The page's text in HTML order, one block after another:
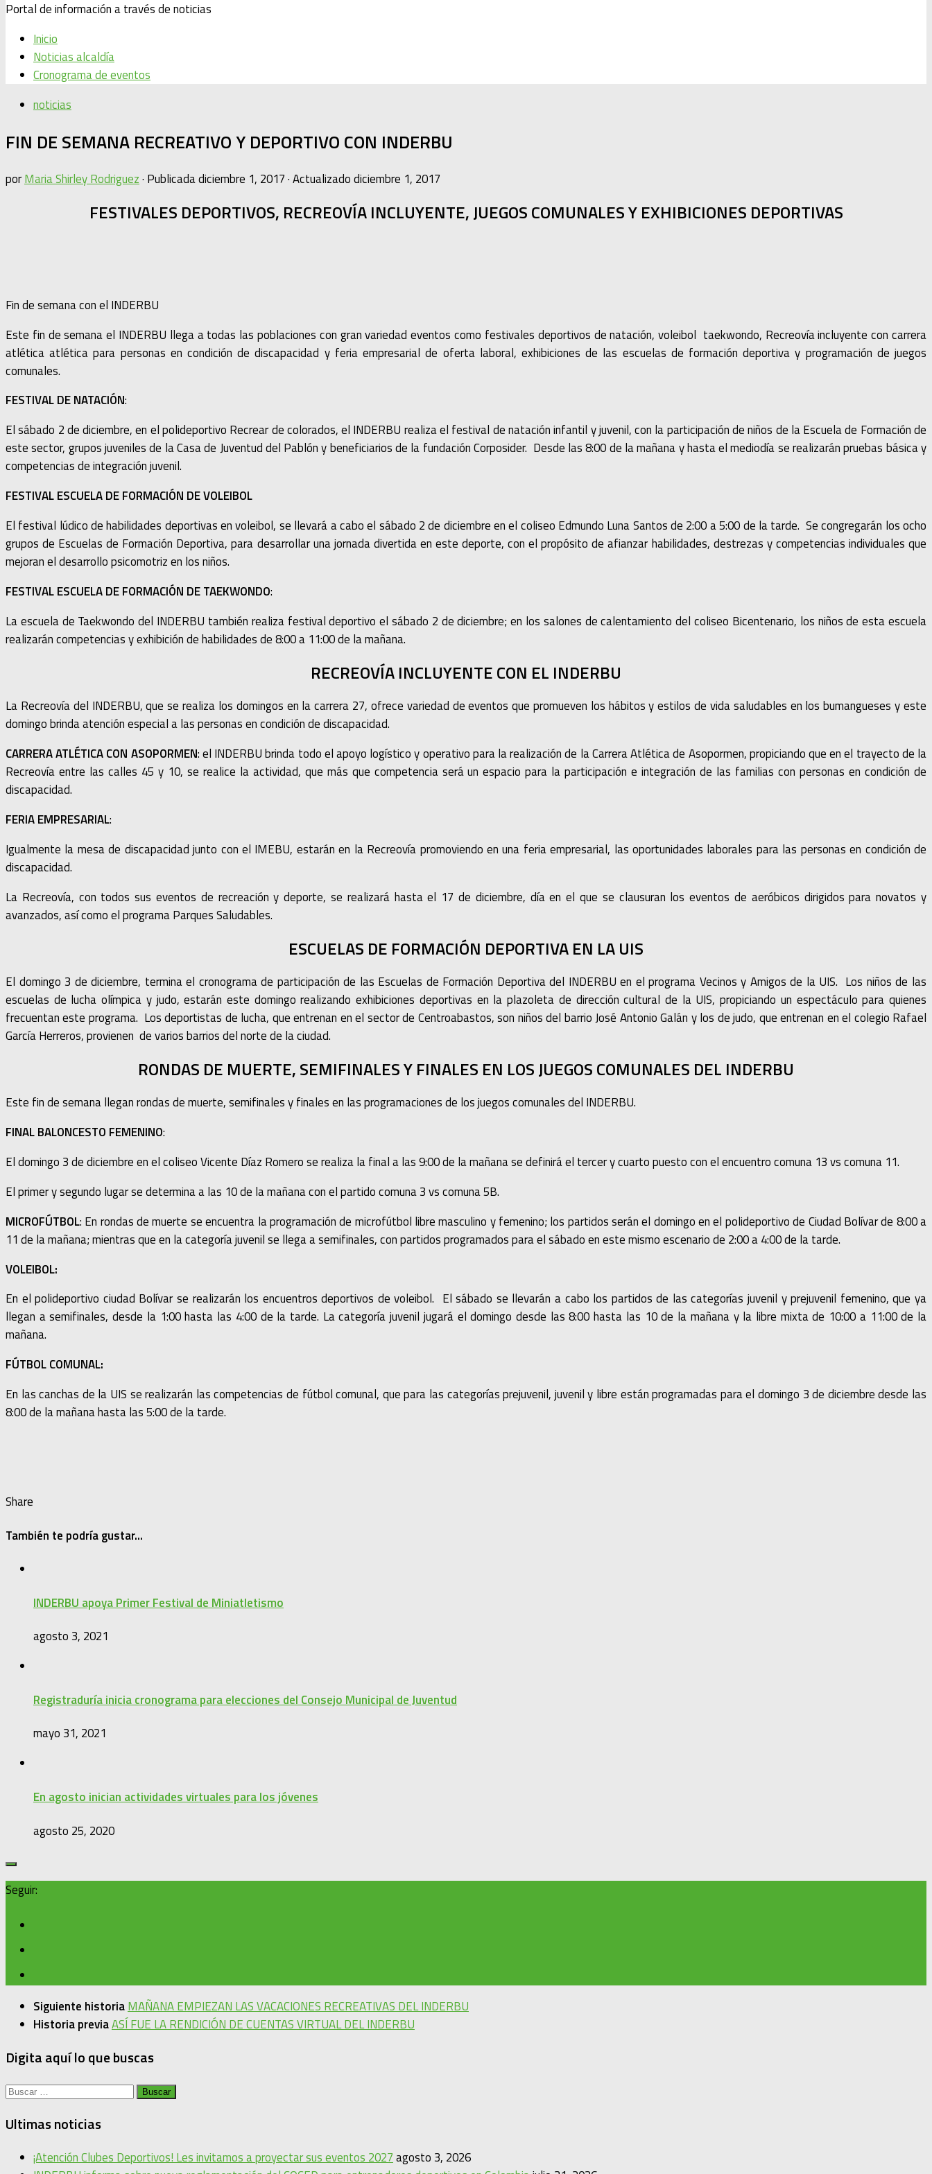
Portal de información a través de noticias
Inicio
Noticias alcaldía
Cronograma de eventos
noticias
FIN DE SEMANA RECREATIVO Y DEPORTIVO CON INDERBU
porMaria Shirley Rodriguez· Publicadadiciembre 1, 2017· Actualizadodiciembre 1, 2017
FESTIVALES DEPORTIVOS, RECREOVÍA INCLUYENTE, JUEGOS COMUNALES Y EXHIBICIONES DEPORTIVAS
Fin de semana con el INDERBU
Este fin de semana el INDERBU llega a todas las poblaciones con gran variedad eventos como festivales deportivos de natación, voleibol taekwondo, Recreovía incluyente con carrera
atlética atlética para personas en condición de discapacidad y feria empresarial de oferta laboral, exhibiciones de las escuelas de formación deportiva y programación de juegos
comunales.
FESTIVAL DE NATACIÓN:
El sábado 2 de diciembre, en el polideportivo Recrear de colorados, el INDERBU realiza el festival de natación infantil y juvenil, con la participación de niños de la Escuela de Formación de
este sector, grupos juveniles de la Casa de Juventud del Pablón y beneficiarios de la fundación Corposider. Desde las 8:00 de la mañana y hasta el mediodía se realizarán pruebas básica y
competencias de integración juvenil.
FESTIVAL ESCUELA DE FORMACIÓN DE VOLEIBOL
El festival lúdico de habilidades deportivas en voleibol, se llevará a cabo el sábado 2 de diciembre en el coliseo Edmundo Luna Santos de 2:00 a 5:00 de la tarde. Se congregarán los ocho
grupos de Escuelas de Formación Deportiva, para desarrollar una jornada divertida en este deporte, con el propósito de afianzar habilidades, destrezas y competencias individuales que
mejoran el desarrollo psicomotriz en los niños.
FESTIVAL ESCUELA DE FORMACIÓN DE TAEKWONDO:
La escuela de Taekwondo del INDERBU también realiza festival deportivo el sábado 2 de diciembre; en los salones de calentamiento del coliseo Bicentenario, los niños de esta escuela
realizarán competencias y exhibición de habilidades de 8:00 a 11:00 de la mañana.
RECREOVÍA INCLUYENTE CON EL INDERBU
La Recreovía del INDERBU, que se realiza los domingos en la carrera 27, ofrece variedad de eventos que promueven los hábitos y estilos de vida saludables en los bumangueses y este
domingo brinda atención especial a las personas en condición de discapacidad.
CARRERA ATLÉTICA CON ASOPORMEN: el INDERBU brinda todo el apoyo logístico y operativo para la realización de la Carrera Atlética de Asopormen, propiciando que en el trayecto de la
Recreovía entre las calles 45 y 10, se realice la actividad, que más que competencia será un espacio para la participación e integración de las familias con personas en condición de
discapacidad.
FERIA EMPRESARIAL:
Igualmente la mesa de discapacidad junto con el IMEBU, estarán en la Recreovía promoviendo en una feria empresarial, las oportunidades laborales para las personas en condición de
discapacidad.
La Recreovía, con todos sus eventos de recreación y deporte, se realizará hasta el 17 de diciembre, día en el que se clausuran los eventos de aeróbicos dirigidos para novatos y
avanzados, así como el programa Parques Saludables.
ESCUELAS DE FORMACIÓN DEPORTIVA EN LA UIS
El domingo 3 de diciembre, termina el cronograma de participación de las Escuelas de Formación Deportiva del INDERBU en el programa Vecinos y Amigos de la UIS. Los niños de las
escuelas de lucha olímpica y judo, estarán este domingo realizando exhibiciones deportivas en la plazoleta de dirección cultural de la UIS, propiciando un espectáculo para quienes
frecuentan este programa. Los deportistas de lucha, que entrenan en el sector de Centroabastos, son niños del barrio José Antonio Galán y los de judo, que entrenan en el colegio Rafael
García Herreros, provienen de varios barrios del norte de la ciudad.
RONDAS DE MUERTE, SEMIFINALES Y FINALES EN LOS JUEGOS COMUNALES DEL INDERBU
Este fin de semana llegan rondas de muerte, semifinales y finales en las programaciones de los juegos comunales del INDERBU.
FINAL BALONCESTO FEMENINO:
El domingo 3 de diciembre en el coliseo Vicente Díaz Romero se realiza la final a las 9:00 de la mañana se definirá el tercer y cuarto puesto con el encuentro comuna 13 vs comuna 11.
El primer y segundo lugar se determina a las 10 de la mañana con el partido comuna 3 vs comuna 5B.
MICROFÚTBOL: En rondas de muerte se encuentra la programación de microfútbol libre masculino y femenino; los partidos serán el domingo en el polideportivo de Ciudad Bolívar de 8:00 a
11 de la mañana; mientras que en la categoría juvenil se llega a semifinales, con partidos programados para el sábado en este mismo escenario de 2:00 a 4:00 de la tarde.
VOLEIBOL:
En el polideportivo ciudad Bolívar se realizarán los encuentros deportivos de voleibol. El sábado se llevarán a cabo los partidos de las categorías juvenil y prejuvenil femenino, que ya
llegan a semifinales, desde la 1:00 hasta las 4:00 de la tarde. La categoría juvenil jugará el domingo desde las 8:00 hasta las 10 de la mañana y la libre mixta de 10:00 a 11:00 de la
mañana.
FÚTBOL COMUNAL:
En las canchas de la UIS se realizarán las competencias de fútbol comunal, que para las categorías prejuvenil, juvenil y libre están programadas para el domingo 3 de diciembre desde las
8:00 de la mañana hasta las 5:00 de la tarde.
Share
También te podría gustar...
INDERBU apoya Primer Festival de Miniatletismo
agosto 3, 2021
Registraduría inicia cronograma para elecciones del Consejo Municipal de Juventud
mayo 31, 2021
En agosto inician actividades virtuales para los jóvenes
agosto 25, 2020
Seguir:
Siguiente historiaMAÑANA EMPIEZAN LAS VACACIONES RECREATIVAS DEL INDERBU
Historia previaASÍ FUE LA RENDICIÓN DE CUENTAS VIRTUAL DEL INDERBU
Digita aquí lo que buscas
Buscar:
Ultimas noticias
¡Atención Clubes Deportivos! Les invitamos a proyectar sus eventos 2027agosto 3, 2026